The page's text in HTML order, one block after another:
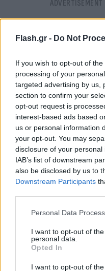
Flash.gr - Do Not
If you wish to opt-out of
processing of your
targeted advertising by us,
section to confirm your
opt-out request is
interest-based ads based
us or personal information
your opt-out. You may
disclosure of your
IAB’s list of downstream
also be disclosed by us to
Downstream Participants
Please note that this
not limited to your visit or
grant or deny consent to
use your data for below
consent section.
Personal Data
I want to opt-out of
personal data.
Opted In
I want to opt-out of
FLASH FOCUS